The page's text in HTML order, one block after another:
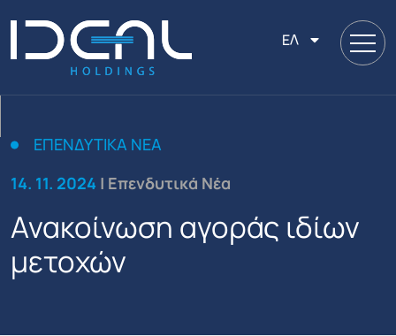
ΕΛ
ΕΠΕΝΔΥΤΙΚΆ ΝΈΑ
14. 11. 2024 | Επενδυτικά Νέα
Ανακοίνωση αγοράς ιδίων
μετοχών